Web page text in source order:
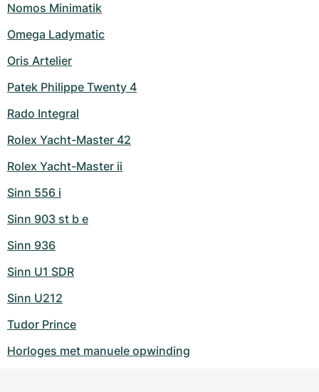
Nomos Minimatik
Omega Ladymatic
Oris Artelier
Patek Philippe Twenty 4
Rado Integral
Rolex Yacht-Master 42
Rolex Yacht-Master ii
Sinn 556 i
Sinn 903 st b e
Sinn 936
Sinn U1 SDR
Sinn U212
Tudor Prince
Horloges met manuele opwinding